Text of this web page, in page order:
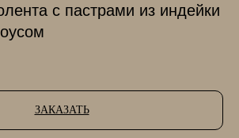
с пастрами из индейки
ЗАКАЗАТЬ